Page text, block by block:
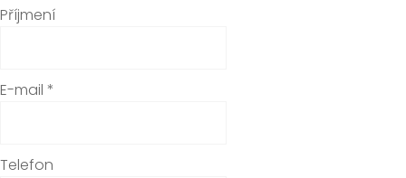
Příjmení
E-mail *
Telefon